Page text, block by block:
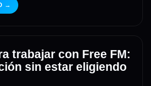
→
trabajar con Free FM:
sin estar eligiendo